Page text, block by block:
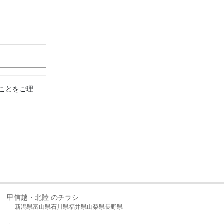
とをご理
甲信越・北陸 のチラシ
新潟県富山県石川県福井県山梨県長野県